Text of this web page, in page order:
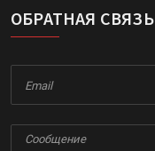
ОБРАТНАЯ СВЯЗЬ